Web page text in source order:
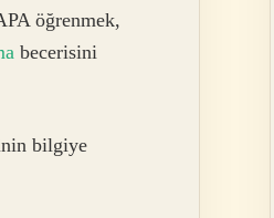
öğrenmek,
becerisini
bilgiye